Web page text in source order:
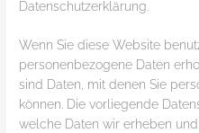
Datenschutzerklärung.
Wenn Sie diese Website
personenbezogene Daten
sind Daten, mit denen Sie
können. Die vorliegende
welche Daten wir erheben